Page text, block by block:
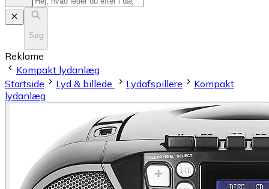
Søg
Reklame
Kompakt lydanlæg
Startside
Lyd & billede Lydafspillere
Kompakt
lydanlæg